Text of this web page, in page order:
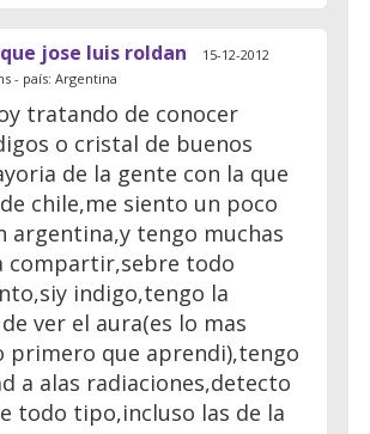
jose luis roldan 15-12-2012
- país: Argentina
tratando de conocer
o cristal de buenos
de la gente con la que
chile,me siento un poco
argentina,y tengo muchas
compartir,sebre todo
indigo,tengo la
ver el aura(es lo mas
primero que aprendi),tengo
a alas radiaciones,detecto
todo tipo,incluso las de la